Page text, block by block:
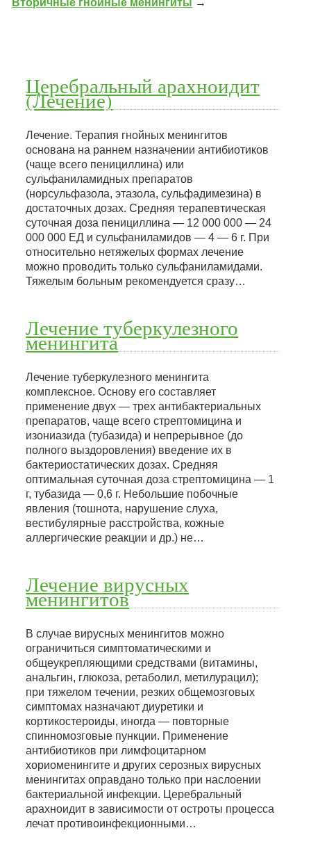
Вторичные гнойные менингиты →
Церебральный арахноидит
(Лечение)
Лечение. Терапия гнойных менингитов
основана на раннем назначении антибиотиков
(чаще всего пенициллина) или
сульфаниламидных препаратов
(норсульфазола, этазола, сульфадимезина) в
достаточных дозах. Средняя терапевтическая
суточная доза пенициллина — 12 000 000 — 24
000 000 ЕД и сульфаниламидов — 4 — 6 г. При
относительно нетяжелых формах лечение
можно проводить только сульфаниламидами.
Тяжелым больным рекомендуется сразу…
Лечение туберкулезного
менингита
Лечение туберкулезного менингита
комплексное. Основу его составляет
применение двух — трех антибактериальных
препаратов, чаще всего стрептомицина и
изониазида (тубазида) и непрерывное (до
полного выздоровления) введение их в
бактериостатических дозах. Средняя
оптимальная суточная доза стрептомицина — 1
г, тубазида — 0,6 г. Небольшие побочные
явления (тошнота, нарушение слуха,
вестибулярные расстройства, кожные
аллергические реакции и др.) не…
Лечение вирусных
менингитов
В случае вирусных менингитов можно
ограничиться симптоматическими и
общеукрепляющими средствами (витамины,
анальгин, глюкоза, ретаболил, метилурацил);
при тяжелом течении, резких общемозговых
симптомах назначают диуретики и
кортикостероиды, иногда — повторные
спинномозговые пункции. Применение
антибиотиков при лимфоцитарном
хориоменингите и других серозных вирусных
менингитах оправдано только при наслоении
бактериальной инфекции. Церебральный
арахноидит в зависимости от остроты процесса
лечат противоинфекционными…